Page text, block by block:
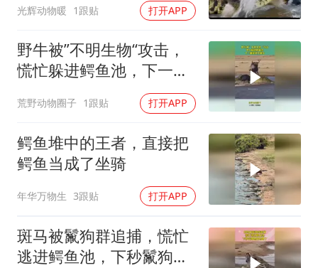
光辉动物暖 1跟贴 打开APP
野牛被”不明生物“攻击，
慌忙躲进鳄鱼池，下一幕
荒野动物圈子 1跟贴 打开APP
鳄鱼堆中的王者，直接把
鳄鱼当成了坐骑
年华万物生 3跟贴 打开APP
斑马被鬣狗群追捕，慌忙
逃进鳄鱼池，下秒鬣狗想